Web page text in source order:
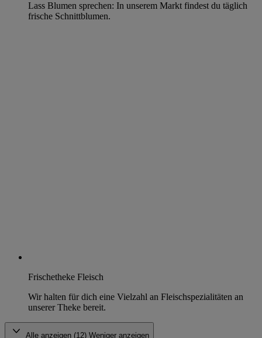
Lass Blumen sprechen: In unserem Markt findest du täglich
frische Schnittblumen.
Frischetheke Fleisch
Wir halten für dich eine Vielzahl an Fleischspezialitäten an
unserer Theke bereit.
Alle anzeigen (12) Weniger anzeigen